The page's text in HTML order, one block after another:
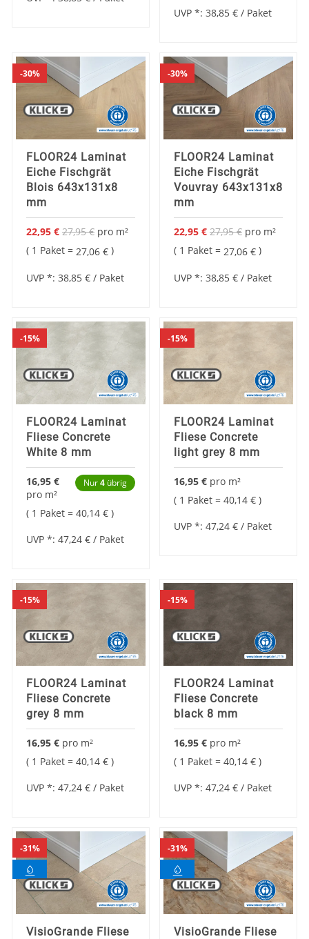
UVP *: 38,85 € / Paket
30%
FLOOR24 Laminat
Eiche Fischgrät
Blois 643x131x8
mm
22,95 € 27,95 € pro m²
1 Paket = Sonderangebot
27,06 €
UVP *: 38,85 € / Paket
30%
FLOOR24 Laminat
Eiche Fischgrät
Vouvray 643x131x8
mm
22,95 € 27,95 € pro m²
1 Paket = Sonderangebot
27,06 €
UVP *: 38,85 € / Paket
15%
FLOOR24 Laminat
Fliese Concrete
White 8 mm
Nur4 übrig
16,95 €
pro m²
1 Paket = 40,14 €
UVP *: 47,24 € / Paket
15%
FLOOR24 Laminat
Fliese Concrete
light grey 8 mm
16,95 € pro m²
1 Paket = 40,14 €
UVP *: 47,24 € / Paket
15%
FLOOR24 Laminat
Fliese Concrete
grey 8 mm
16,95 € pro m²
1 Paket = 40,14 €
UVP *: 47,24 € / Paket
15%
FLOOR24 Laminat
Fliese Concrete
black 8 mm
16,95 € pro m²
1 Paket = 40,14 €
UVP *: 47,24 € / Paket
31%
VisioGrande Fliese
31%
VisioGrande Fliese